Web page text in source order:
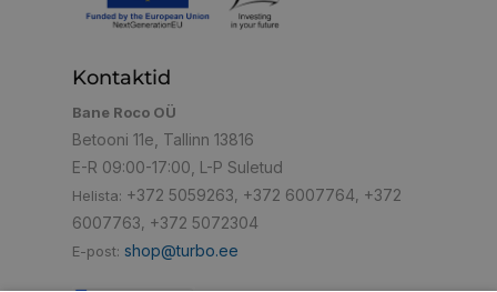
Kontaktid
Bane Roco OÜ
Betooni 11e, Tallinn 13816
E-R 09:00-17:00, L-P Suletud
Helista: +372 5059263, +372 6007764, +372
6007763, +372 5072304
E-post: shop@turbo.ee